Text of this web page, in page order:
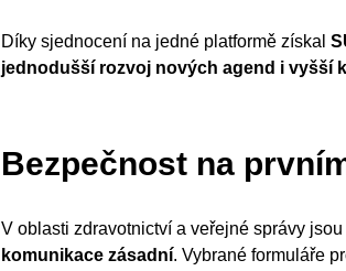
Díky sjednocení na jedné platformě získal
jednodušší rozvoj nových agend i vyšší
Bezpečnost na
V oblasti zdravotnictví a veřejné správy jsou
komunikace zásadní. Vybrané formuláře